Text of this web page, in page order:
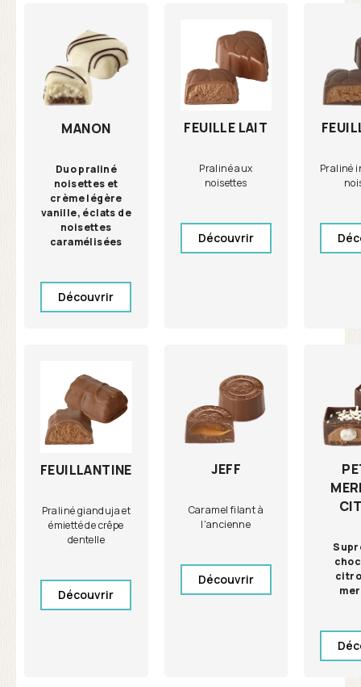
MANON
Duo praliné
noisettes et
crème légère
vanille, éclats de
noisettes
caramélisées
Découvrir
FEUILLE LAIT
Praliné aux
noisettes
Découvrir
Praliné
FEUILLANTINE
Praliné gianduja et
émietté de crêpe
dentelle
Découvrir
JEFF
Caramel filant à
l'ancienne
Découvrir